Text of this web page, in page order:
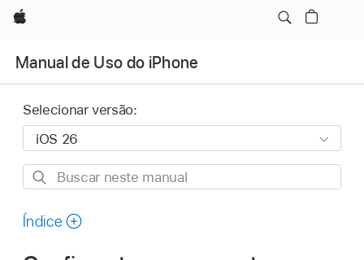
Apple
Manual de Uso do iPhone
Selecionar versão:
Buscar
manual
Índice